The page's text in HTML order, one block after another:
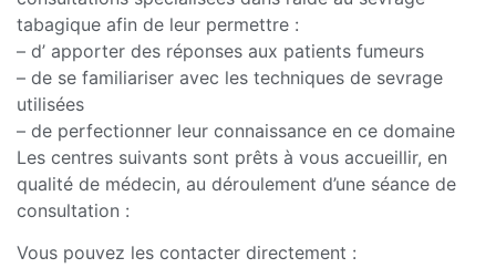
tabagique afin de leur permettre :
– d’ apporter des réponses aux patients fumeurs
– de se familiariser avec les techniques de sevrage
utilisées
– de perfectionner leur connaissance en ce domaine
Les centres suivants sont prêts à vous accueillir, en
qualité de médecin, au déroulement d’une séance de
consultation :
Vous pouvez les contacter directement :